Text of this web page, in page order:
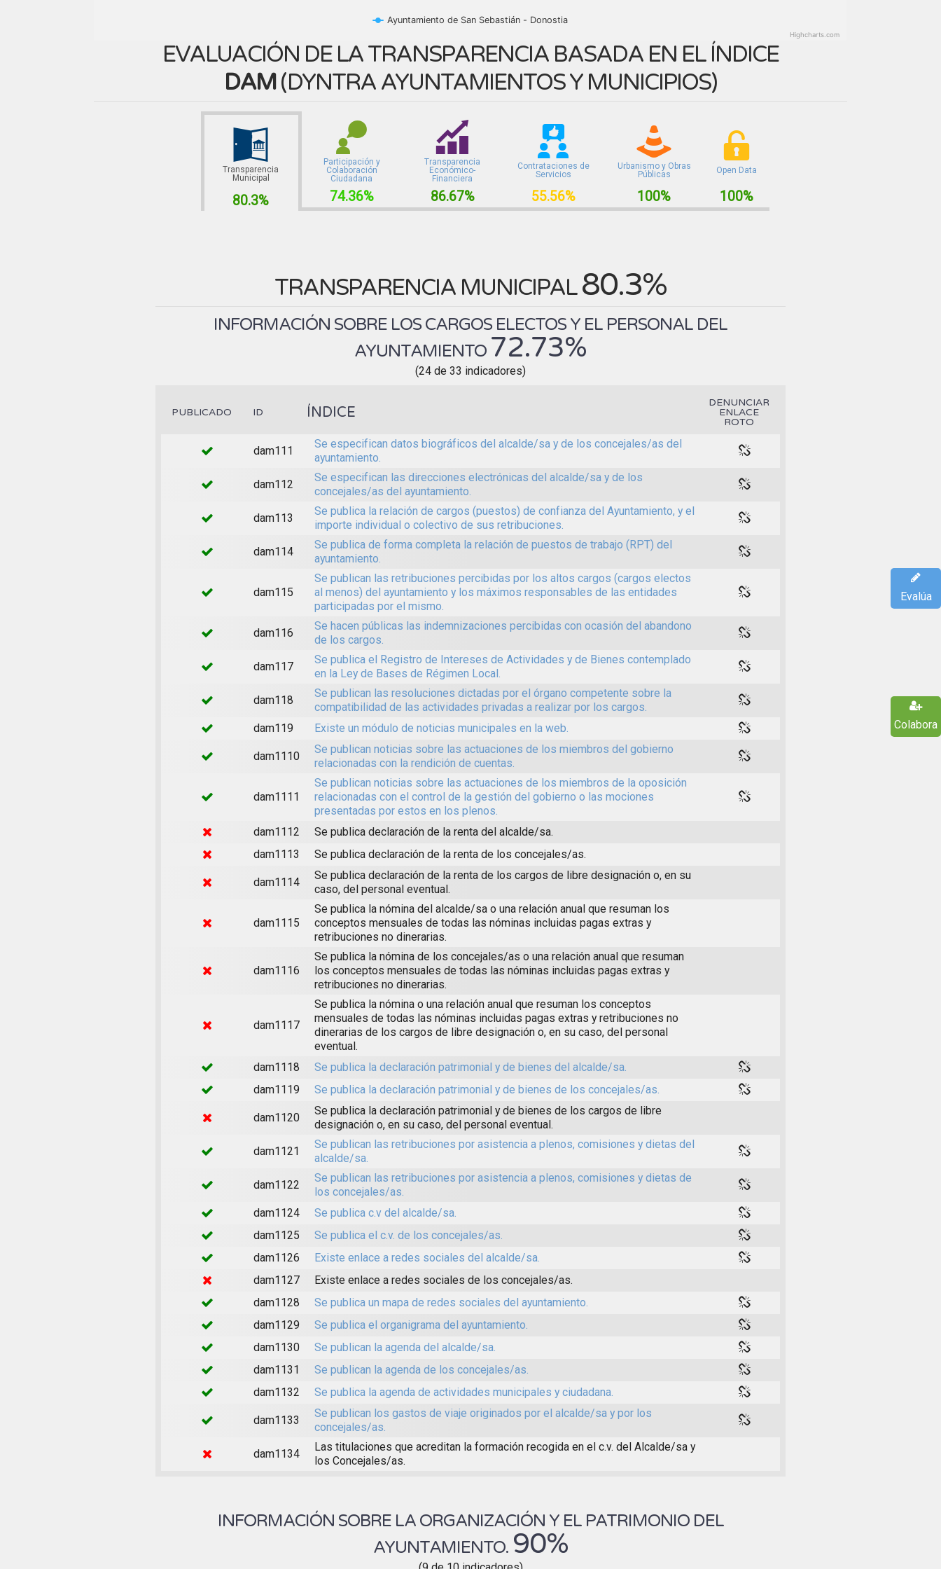
Ayuntamiento de San Sebastián - Donostia
Highcharts.com
EVALUACIÓN DE LA TRANSPARENCIA BASADA EN EL ÍNDICE
DAM(DYNTRA AYUNTAMIENTOS Y MUNICIPIOS)
Transparencia
Municipal
80.3%
Participación y
Colaboración
Ciudadana
74.36%
Transparencia
Económico-
Financiera
86.67%
Contrataciones de
Servicios
55.56%
Urbanismo y Obras
Públicas
100%
Open Data
100%
TRANSPARENCIA MUNICIPAL80.3%
INFORMACIÓN SOBRE LOS CARGOS ELECTOS Y EL PERSONAL DEL
AYUNTAMIENTO 72.73%
(24 de 33 indicadores)
PUBLICADO ID ÍNDICE
DENUNCIAR
ENLACE
ROTO
dam111
Se especifican datos biográficos del alcalde/sa y de los concejales/as del
ayuntamiento.
dam112
Se especifican las direcciones electrónicas del alcalde/sa y de los
concejales/as del ayuntamiento.
dam113
Se publica la relación de cargos (puestos) de confianza del Ayuntamiento, y el
importe individual o colectivo de sus retribuciones.
dam114
Se publica de forma completa la relación de puestos de trabajo (RPT) del
ayuntamiento.
dam115
Se publican las retribuciones percibidas por los altos cargos (cargos electos
al menos) del ayuntamiento y los máximos responsables de las entidades
participadas por el mismo.
dam116
Se hacen públicas las indemnizaciones percibidas con ocasión del abandono
de los cargos.
dam117
Se publica el Registro de Intereses de Actividades y de Bienes contemplado
en la Ley de Bases de Régimen Local.
dam118
Se publican las resoluciones dictadas por el órgano competente sobre la
compatibilidad de las actividades privadas a realizar por los cargos.
dam119
Existe un módulo de noticias municipales en la web.
dam1110
Se publican noticias sobre las actuaciones de los miembros del gobierno
relacionadas con la rendición de cuentas.
dam1111
Se publican noticias sobre las actuaciones de los miembros de la oposición
relacionadas con el control de la gestión del gobierno o las mociones
presentadas por estos en los plenos.
dam1112
Se publica declaración de la renta del alcalde/sa.
dam1113
Se publica declaración de la renta de los concejales/as.
dam1114
Se publica declaración de la renta de los cargos de libre designación o, en su
caso, del personal eventual.
dam1115
Se publica la nómina del alcalde/sa o una relación anual que resuman los
conceptos mensuales de todas las nóminas incluidas pagas extras y
retribuciones no dinerarias.
dam1116
Se publica la nómina de los concejales/as o una relación anual que resuman
los conceptos mensuales de todas las nóminas incluidas pagas extras y
retribuciones no dinerarias.
dam1117
Se publica la nómina o una relación anual que resuman los conceptos
mensuales de todas las nóminas incluidas pagas extras y retribuciones no
dinerarias de los cargos de libre designación o, en su caso, del personal
eventual.
dam1118
Se publica la declaración patrimonial y de bienes del alcalde/sa.
dam1119
Se publica la declaración patrimonial y de bienes de los concejales/as.
dam1120
Se publica la declaración patrimonial y de bienes de los cargos de libre
designación o, en su caso, del personal eventual.
dam1121
Se publican las retribuciones por asistencia a plenos, comisiones y dietas del
alcalde/sa.
dam1122
Se publican las retribuciones por asistencia a plenos, comisiones y dietas de
los concejales/as.
dam1124
Se publica c.v del alcalde/sa.
dam1125
Se publica el c.v. de los concejales/as.
dam1126
Existe enlace a redes sociales del alcalde/sa.
dam1127
Existe enlace a redes sociales de los concejales/as.
dam1128
Se publica un mapa de redes sociales del ayuntamiento.
dam1129
Se publica el organigrama del ayuntamiento.
dam1130
Se publican la agenda del alcalde/sa.
dam1131
Se publican la agenda de los concejales/as.
dam1132
Se publica la agenda de actividades municipales y ciudadana.
dam1133
Se publican los gastos de viaje originados por el alcalde/sa y por los
concejales/as.
dam1134
Las titulaciones que acreditan la formación recogida en el c.v. del Alcalde/sa y
los Concejales/as.
INFORMACIÓN SOBRE LA ORGANIZACIÓN Y EL PATRIMONIO DEL
AYUNTAMIENTO. 90%
Evalúa
Colabora